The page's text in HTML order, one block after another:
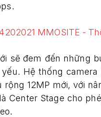
sẽ đem đến những
Hệ thống camera
12MP mới, với
Stage cho